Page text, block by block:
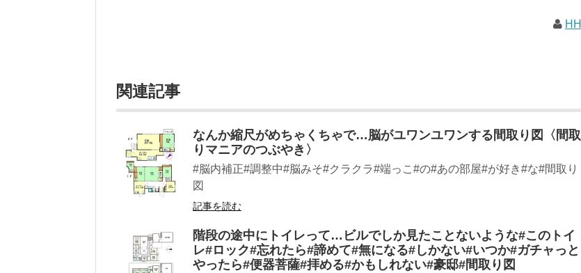
HH
関連記事
なんか縮尺がめちゃくちゃで…脳がユワンユワンする間取り図〈間取
りマニアのつぶやき〉
#脳内補正#調整中#脳みそ#クラクラ#端っこ#の#あの部屋#が好き#な#間取り
図
記事を読む
階段の途中にトイレって…ビルでしか見たことないような#このトイ
レ#ロック#忘れたら#諦めて#無になる#しかない#いつか#ガチャっと
やったら#便器菩薩#拝める#かもしれない#豪邸#間取り図